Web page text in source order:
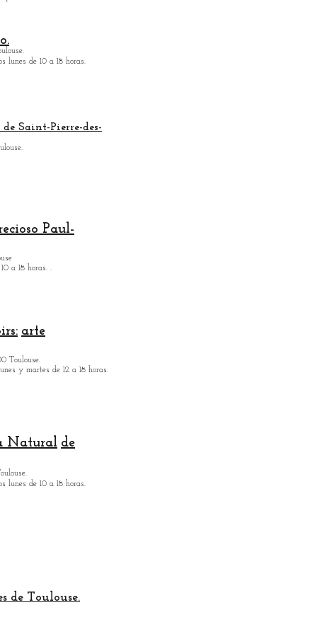
lunes de 10 a 18 horas.
Saint-Pierre-des-
Paul-
a 18 horas. .
arte
Toulouse.
y martes de 12 a 18 horas.
Natural de
lunes de 10 a 18 horas.
de Toulouse.